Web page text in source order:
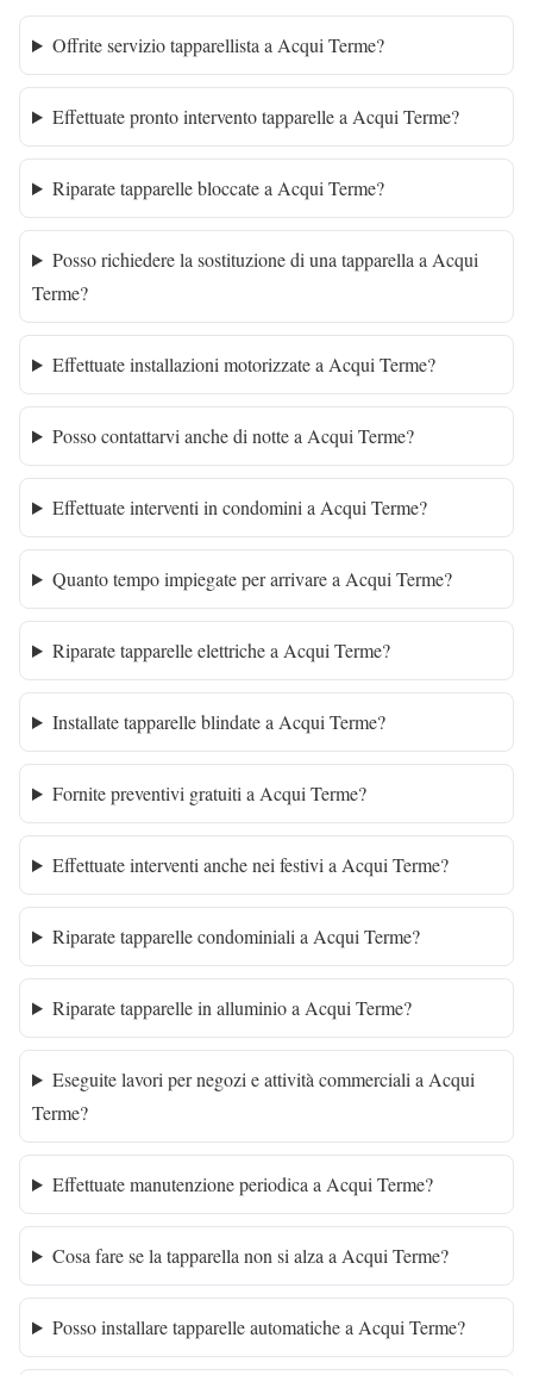
Offrite servizio tapparellista a Acqui Terme?
Effettuate pronto intervento tapparelle a Acqui Terme?
Riparate tapparelle bloccate a Acqui Terme?
Posso richiedere la sostituzione di una tapparella a Acqui
Terme?
Effettuate installazioni motorizzate a Acqui Terme?
Posso contattarvi anche di notte a Acqui Terme?
Effettuate interventi in condomini a Acqui Terme?
Quanto tempo impiegate per arrivare a Acqui Terme?
Riparate tapparelle elettriche a Acqui Terme?
Installate tapparelle blindate a Acqui Terme?
Fornite preventivi gratuiti a Acqui Terme?
Effettuate interventi anche nei festivi a Acqui Terme?
Riparate tapparelle condominiali a Acqui Terme?
Riparate tapparelle in alluminio a Acqui Terme?
Eseguite lavori per negozi e attività commerciali a Acqui
Terme?
Effettuate manutenzione periodica a Acqui Terme?
Cosa fare se la tapparella non si alza a Acqui Terme?
Posso installare tapparelle automatiche a Acqui Terme?